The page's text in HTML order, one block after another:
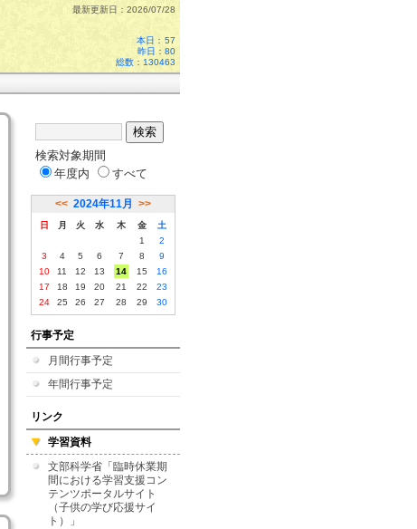
最新更新日：2026/07/28
本日： 57
昨日：80
総数：130463
検索対象期間
年度内
すべて
<< 2024年11月 >>
日 月 火 水 木 金
土
1
2
3
4 5 6 7 8
9
10
11 12 13 14 15
16
17
18 19 20 21 22
23
24
25 26 27 28 29 30
行事予定
月間行事予定
年間行事予定
リンク
学習資料
文部科学省「臨時休業期
間における学習支援コン
テンツポータルサイト
（子供の学び応援サイ
ト）」